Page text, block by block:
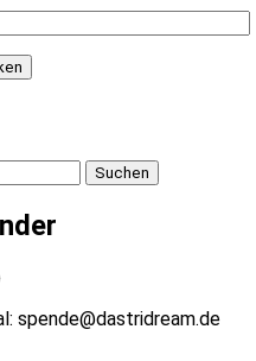
spende@dastridream.de